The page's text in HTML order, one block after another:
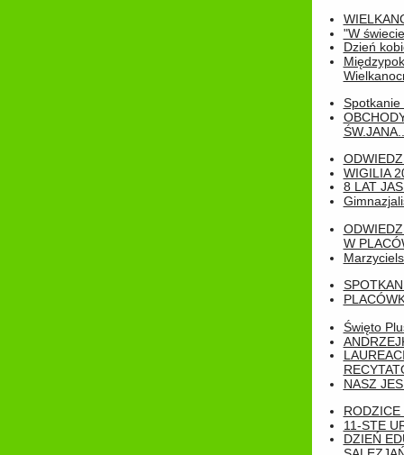
"W
Dzień
Spotkanie
WIGILIA
8 LAT
W
Święto
NASZ
RODZICE
11-STE
DZIEŃ